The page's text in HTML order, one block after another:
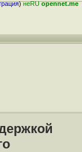
)неRUopennet.me